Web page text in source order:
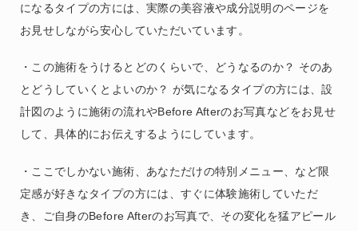
になるタイプの方には、実際の美容液や成分説明のページを
お見せしながら安心していただいています。
・この施術をうけるとどのくらいで、どうなるのか？ そのあ
とどうしていくとよいのか？ が気になるタイプの方には、設
計図のように施術の流れやBefore Afterのお写真などをお見せ
して、具体的にお伝えするようにしています。
・ここでしかない施術、あなただけの特別メニュー、など限
定感が好きなタイプの方には、すぐに体験施術していただ
き、ご自身のBefore Afterのお写真で、その変化を猛アピール